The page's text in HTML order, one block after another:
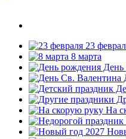
23
8 марта
День
На